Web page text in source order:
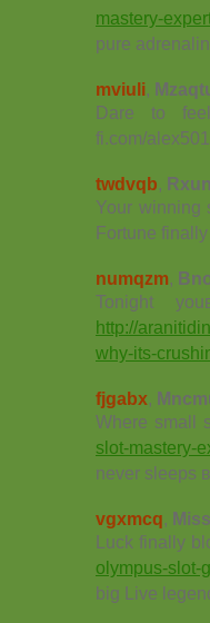
mastery-
pure
mviuli,
Dare to
fi.com/
twdvqb,
Your winning
Fortune
numqzm,
Tonight
http://
why-its-
fjgabx,
Where small
slot-mastery-
never sleeps
vgxmcq,
Luck finally
olympus-slot-
big Live